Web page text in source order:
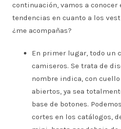
continuación, vamos a conocer
tendencias en cuanto a los
¿me acompañas?
En primer lugar, todo un
camiseros. Se trata de
nombre indica, con
abiertos, ya sea
base de botones.
cortes en los catálogos,